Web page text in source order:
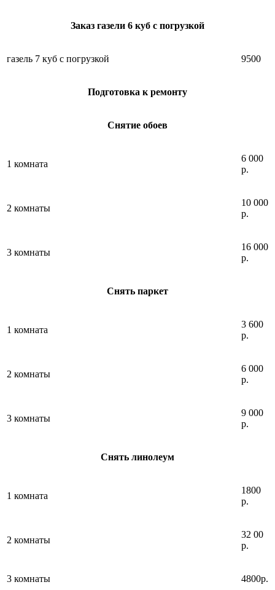
Заказ газели 6 куб с погрузкой
газель 7 куб с погрузкой 9500
Подготовка к ремонту
Снятие обоев
1 комната
6 000
р.
2 комнаты
10 000
р.
3 комнаты
16 000
р.
Снять паркет
1 комната
3 600
р.
2 комнаты
6 000
р.
3 комнаты
9 000
р.
Снять линолеум
1 комната
1800
р.
2 комнаты
32 00
р.
3 комнаты 4800р.